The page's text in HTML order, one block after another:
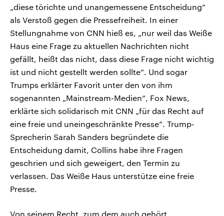
„diese törichte und unangemessene Entscheidung“
als Verstoß gegen die Pressefreiheit. In einer
Stellungnahme von CNN hieß es, „nur weil das Weiße
Haus eine Frage zu aktuellen Nachrichten nicht
gefällt, heißt das nicht, dass diese Frage nicht wichtig
ist und nicht gestellt werden sollte“. Und sogar
Trumps erklärter Favorit unter den von ihm
sogenannten „Mainstream-Medien“, Fox News,
erklärte sich solidarisch mit CNN „für das Recht auf
eine freie und uneingeschränkte Presse“. Trump-
Sprecherin Sarah Sanders begründete die
Entscheidung damit, Collins habe ihre Fragen
geschrien und sich geweigert, den Termin zu
verlassen. Das Weiße Haus unterstütze eine freie
Presse.
Von seinem Recht, zum dem auch gehört,